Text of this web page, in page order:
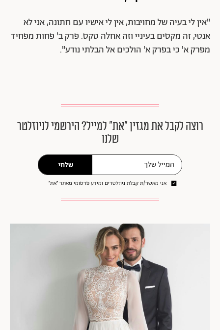
"אין לי בעיה של מחויבות, אין לי אישיו עם חתונה, אני לא
אנטי, זה מקסים בעיניי וזה אחלה טקס. פרק ב' פחות מפחיד
מפרק א' כי בפרק א' הולכים אל הבלתי נודע".
רוצה לקבל את מגזין ״את״ למייל? הירשמי לניוזלטר
שלנו
שלחי
אני מאשר/ת קבלת ניוזלטרים ומידע פרסומי מאתר ״את״